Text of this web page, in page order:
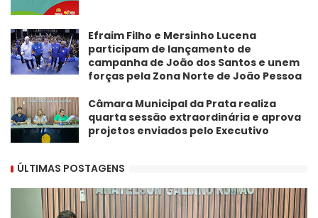
Efraim Filho e Mersinho Lucena
participam de lançamento de
campanha de João dos Santos e unem
forças pela Zona Norte de João Pessoa
Câmara Municipal da Prata realiza
quarta sessão extraordinária e aprova
projetos enviados pelo Executivo
ÚLTIMAS POSTAGENS